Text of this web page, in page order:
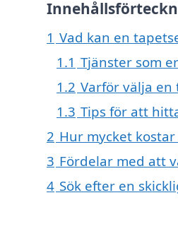
1 Vad kan en
1.1 Tjänster som
1.2 Varför välja en
1.3 Tips för att
2 Hur mycket
3 Fördelar med att
4 Sök efter en